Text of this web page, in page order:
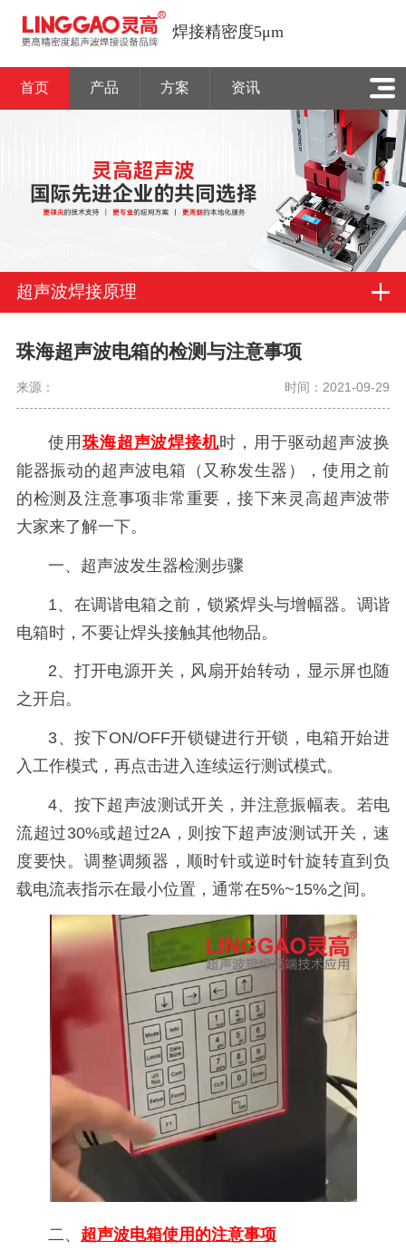
焊接精密度5μm
首页 产品 方案 资讯
超声波焊接原理
珠海超声波电箱的检测与注意事项
来源： 时间：2021-09-29
使用 珠海超声波焊接机时，用于驱动超声波换
能器振动的超声波电箱（又称发生器），使用之前
的检测及注意事项非常重要，接下来灵高超声波带
大家来了解一下。
一、超声波发生器检测步骤
1、在调谐电箱之前，锁紧焊头与增幅器。调谐
电箱时，不要让焊头接触其他物品。
2、打开电源开关，风扇开始转动，显示屏也随
之开启。
3、按下ON/OFF开锁键进行开锁，电箱开始进
入工作模式，再点击进入连续运行测试模式。
4、按下超声波测试开关，并注意振幅表。若电
流超过30%或超过2A，则按下超声波测试开关，速
度要快。调整调频器，顺时针或逆时针旋转直到负
载电流表指示在最小位置，通常在5%~15%之间。
二、 超声波电箱使用的注意事项